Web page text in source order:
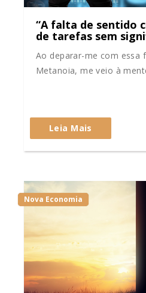
“A falta de sentido
de tarefas sem
Ao deparar-me com essa
Metanoia, me veio à
Leia Mais
Nova Economia